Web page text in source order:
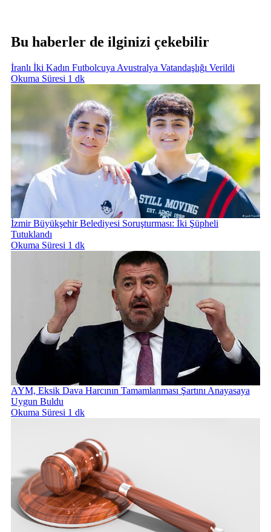
Bu haberler de ilginizi çekebilir
İranlı İki Kadın Futbolcuya Avustralya Vatandaşlığı Verildi
Okuma Süresi 1 dk
İzmir Büyükşehir Belediyesi Soruşturması: İki Şüpheli
Tutuklandı
Okuma Süresi 1 dk
AYM, Eksik Dava Harcının Tamamlanması Şartını Anayasaya
Uygun Buldu
Okuma Süresi 1 dk